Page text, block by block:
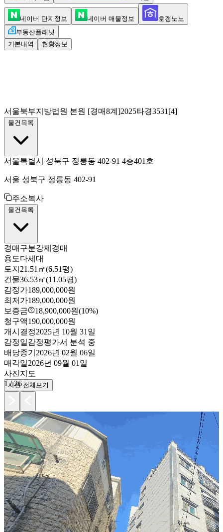
네이버 단지정보 네이버 매물정보
호갱노노
부동산플래닛
기본내역
현황정보
서울북부지방법원 본원 [경매8계]2025타경3531[4]
물건목록
서울특별시 성북구 정릉동 402-91 4층401호
서울 성북구 정릉동 402-91
주소복사
물건목록
경매구분강제경매
용도다세대
토지 21.51㎡(6.51평)
건물36.53㎡(11.05평)
감정가189,000,000원
최저가189,000,000원
보증금
18,900,000원(10%)
청구액190,000,000원
개시결정2025년 10월 31일
감정일감정평가서 분석 중
배당종기 2026년 02월 06일
매각일2026년 09월 01일
사진지도
1 /26
사진 전체보기